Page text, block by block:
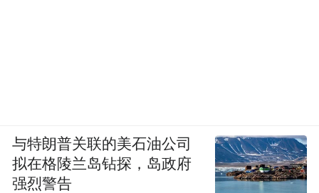
与特朗普关联的美石油公司
拟在格陵兰岛钻探，岛政府
强烈警告